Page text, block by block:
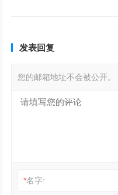
发表回复
您的邮箱地址不会被公开。
*名字: